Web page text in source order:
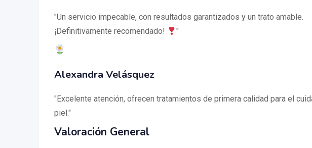
"Un servicio impecable, con resultados garantizados y un trato amable.
¡Definitivamente recomendado!
"
Alexandra Velásquez
"Excelente atención, ofrecen tratamientos de primera calidad para el
piel."
Valoración General